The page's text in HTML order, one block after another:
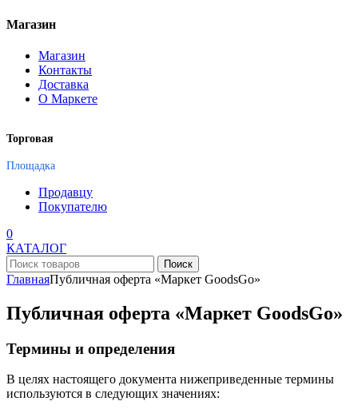
Магазин
Магазин
Контакты
Доставка
О Маркете
Торговая
Площадка
Продавцу
Покупателю
0
КАТАЛОГ
Поиск
ГлавнаяПубличная оферта «Маркет GoodsGo»
Публичная оферта «Маркет GoodsGo»
Термины и определения
В целях настоящего документа нижеприведенные термины
используются в следующих значениях: